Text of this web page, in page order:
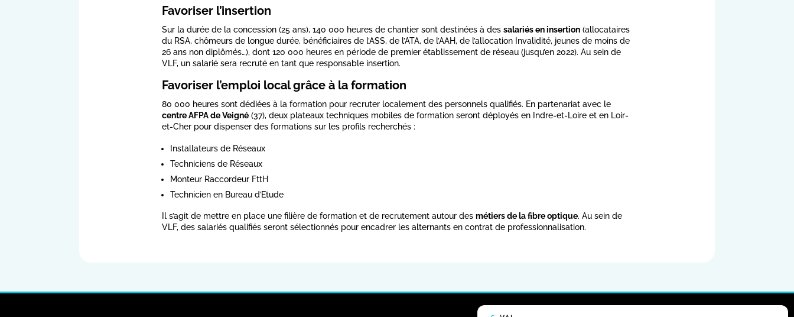
Favoriser l’insertion
Sur la durée de la concession (25 ans), 140 000 heures de chantier sont destinées à des salariés en insertion(allocataires
du RSA, chômeurs de longue durée, bénéficiaires de l’ASS, de l’ATA, de l’AAH, de l’allocation Invalidité, jeunes de moins de
26 ans non diplômés…), dont 120 000 heures en période de premier établissement de réseau (jusqu’en 2022). Au sein de
VLF, un salarié sera recruté en tant que responsable insertion.
Favoriser l’emploi local grâce à la formation
80 000 heures sont dédiées à la formation pour recruter localement des personnels qualifiés. En partenariat avec le
centre AFPA de Veigné(37), deux plateaux techniques mobiles de formation seront déployés en Indre-et-Loire et en Loir-
et-Cher pour dispenser des formations sur les profils recherchés :
Installateurs de Réseaux
Techniciens de Réseaux
Monteur Raccordeur FttH
Technicien en Bureau d’Etude
Il s’agit de mettre en place une filière de formation et de recrutement autour des métiers de la fibre optique. Au sein de
VLF, des salariés qualifiés seront sélectionnés pour encadrer les alternants en contrat de professionnalisation.